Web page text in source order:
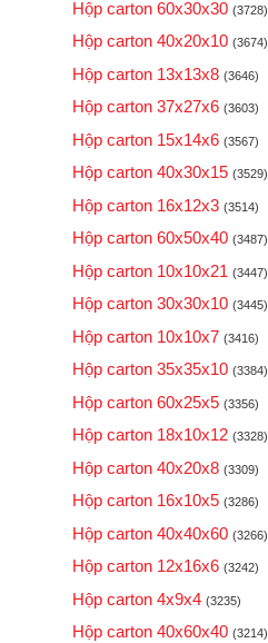
Hộp carton 60x30x30 (3728)
Hộp carton 40x20x10 (3674)
Hộp carton 13x13x8 (3646)
Hộp carton 37x27x6 (3603)
Hộp carton 15x14x6 (3567)
Hộp carton 40x30x15 (3529)
Hộp carton 16x12x3 (3514)
Hộp carton 60x50x40 (3487)
Hộp carton 10x10x21 (3447)
Hộp carton 30x30x10 (3445)
Hộp carton 10x10x7 (3416)
Hộp carton 35x35x10 (3384)
Hộp carton 60x25x5 (3356)
Hộp carton 18x10x12 (3328)
Hộp carton 40x20x8 (3309)
Hộp carton 16x10x5 (3286)
Hộp carton 40x40x60 (3266)
Hộp carton 12x16x6 (3242)
Hộp carton 4x9x4 (3235)
Hộp carton 40x60x40 (3214)